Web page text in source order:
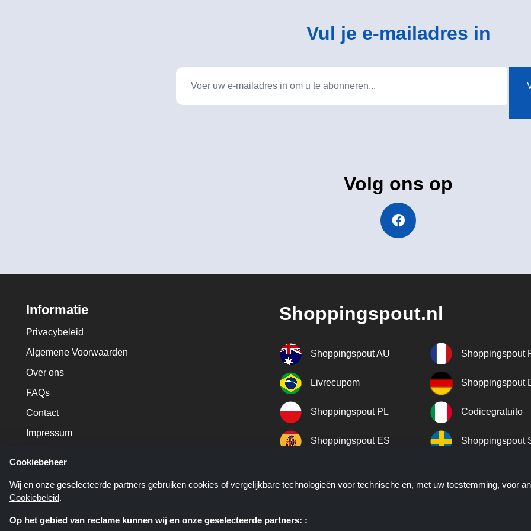
Vul je e-mailadres in
Volg ons op
Informatie
Privacybeleid
Algemene Voorwaarden
Over ons
FAQs
Contact
Impressum
Shoppingspout.nl
Shoppingspout AU Shoppingspout
Livrecupom Shoppingspout
Shoppingspout PL Codicegratuito
Shoppingspout ES Shoppingspout
Cookiebeheer
Wij en onze geselecteerde partners gebruiken cookies of vergelijkbare technologieën voor technische en, met uw toestemming, voor
Cookiebeleid.
Op het gebied van reclame kunnen wij en onze geselecteerde partners: :